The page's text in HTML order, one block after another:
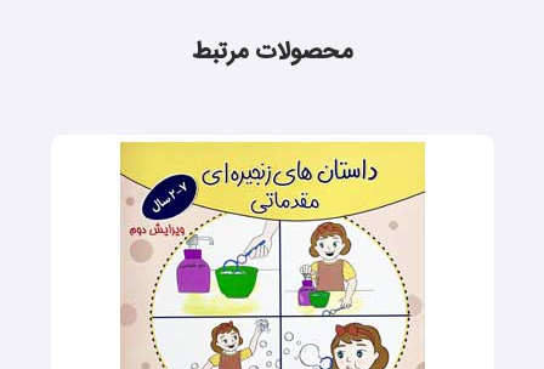
محصولات مرتبط